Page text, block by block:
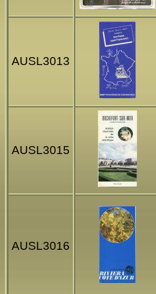
AUSL3013
AUSL3015
AUSL3016